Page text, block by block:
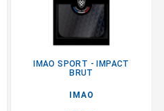
IMAO SPORT - IMPACT
BRUT
IMAO